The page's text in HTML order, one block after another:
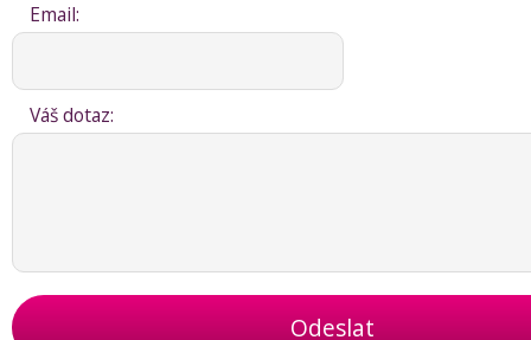
Email:
Váš dotaz:
Odeslat